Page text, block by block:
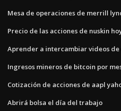
Mesa de operaciones de merrill
Precio de las acciones de nuskin
Aprender a intercambiar videos de
Ingresos mineros de bitcoin por
Cotización de acciones de aapl
Abrirá bolsa el día del trabajo